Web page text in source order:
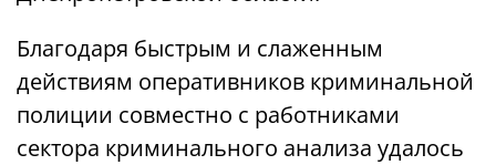
Благодаря быстрым и слаженным
действиям оперативников криминальной
полиции совместно с работниками
сектора криминального анализа удалось